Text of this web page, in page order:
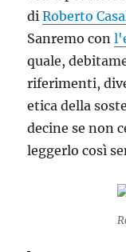
diRoberto
Sanremo con
quale,
riferimenti,
etica della
decine se non
leggerlo così